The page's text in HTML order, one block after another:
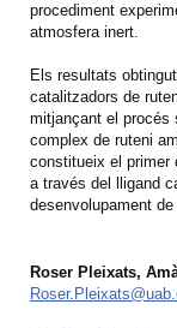
procediment
atmosfera inert.
Els resultats
catalitzadors de
mitjançant el procés
complex de ruteni
constitueix el primer
a través del lligand
desenvolupament
Roser Pleixats,